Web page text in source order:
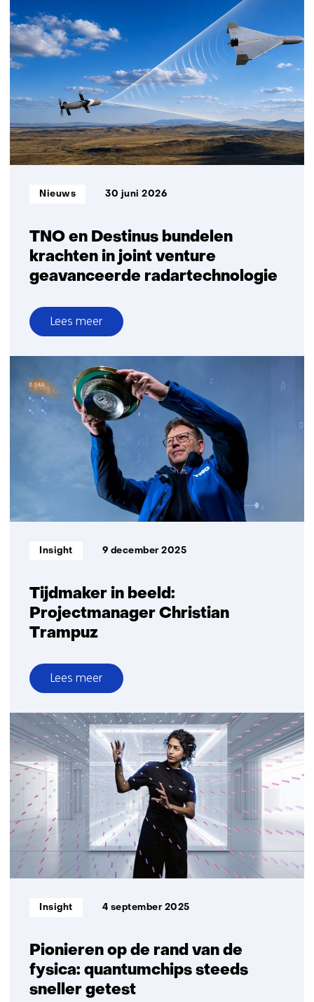
dreiging
naar
daadkracht
TNO en Destinus bundelen
krachten in joint venture
geavanceerde radartechnologie
Informatietype:
Nieuws 30 juni 2026
Lees meer
over
TNO
Destinus
bundelen
krachten
geavanceerde
radartechnologie
Tijdmaker in beeld:
Projectmanager Christian
Trampuz
Informatietype:
Insight 9 december 2025
Lees meer
over
Tijdmaker
in
beeld:
Projectmanager
Christian
Trampuz
Pionieren op de rand van de
fysica: quantumchips steeds
sneller getest
Informatietype:
Insight 4 september 2025